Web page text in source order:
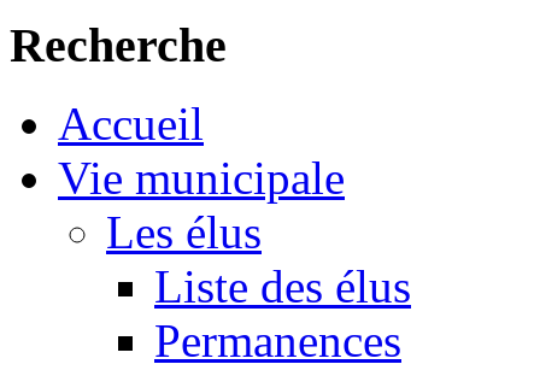
Recherche
Accueil
Vie municipale
Les élus
Liste des élus
Permanences